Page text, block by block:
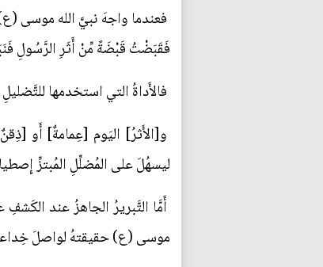
فعندما واجهَ نبيَّ الله موسى
فَقَبَضْتُ قَبْضَةً مِّنْ أَثَرِ الرَّسُولِ
فالأَداةُ التي استخدمها
و[الأَثرُ] اليَوم [عِمامةٌ] أَو
ليسهُلَ على المُضلِّلِ المُبتزِّ
أَمَّا التَّبريرُ الجاهزُ عند
موسى (ع) حقيقتهُ لواصلَ